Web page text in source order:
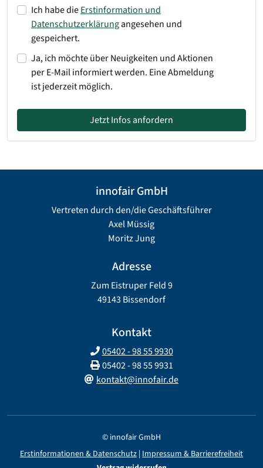
Ich habe dieErstinformation und
Datenschutzerklärungangesehen und
gespeichert.
Ja, ich möchte über Neuigkeiten und Aktionen
per E-Mail informiert werden. Eine Abmeldung
ist jederzeit möglich.
Jetzt Infos anfordern
innofair GmbH
Vertreten durch den/die Geschäftsführer
Axel Müssig
Moritz Jung
Adresse
Zum Eistruper Feld 9
49143 Bissendorf
Kontakt
05402 - 98 55 9930
05402 - 98 55 9931
kontakt@innofair.de
© innofair GmbH
Erstinformationen & Datenschutz | Impressum & Barrierefreiheit